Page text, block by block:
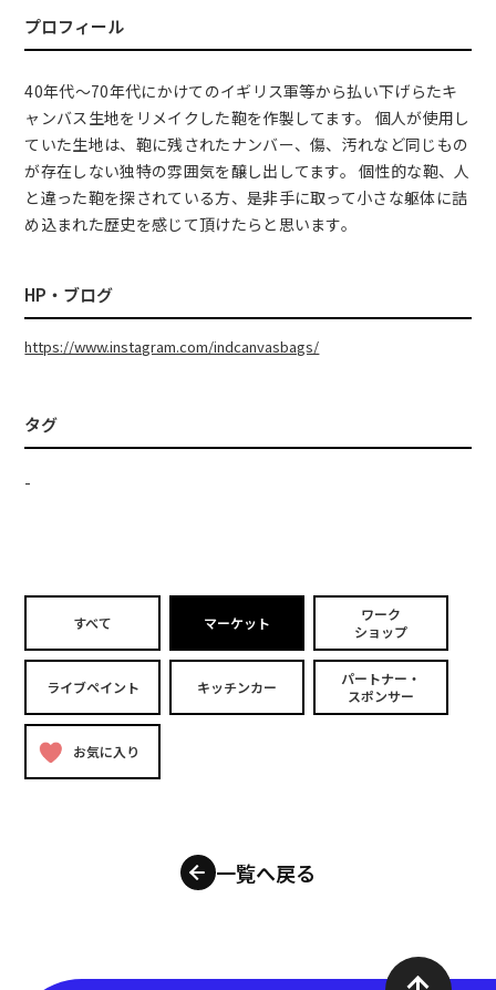
プロフィール
40年代～70年代にかけてのイギリス軍等から払い下げらたキ
ャンバス生地をリメイクした鞄を作製してます。 個人が使用し
ていた生地は、鞄に残されたナンバー、傷、汚れなど同じもの
が存在しない独特の雰囲気を醸し出してます。 個性的な鞄、人
と違った鞄を探されている方、是非手に取って小さな躯体に詰
め込まれた歴史を感じて頂けたらと思います。
HP・ブログ
https://www.instagram.com/indcanvasbags/
タグ
-
すべて マーケット
ワーク
ショップ
ライブペイント キッチンカー
パートナー・
スポンサー
お気に入り
一覧へ戻る